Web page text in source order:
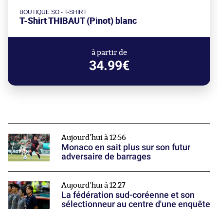
BOUTIQUE SO - T-SHIRT
T-Shirt THIBAUT (Pinot) blanc
à partir de
34.99€
Aujourd'hui à 12:56
Monaco en sait plus sur son futur
adversaire de barrages
Aujourd'hui à 12:27
La fédération sud-coréenne et son
sélectionneur au centre d'une enquête